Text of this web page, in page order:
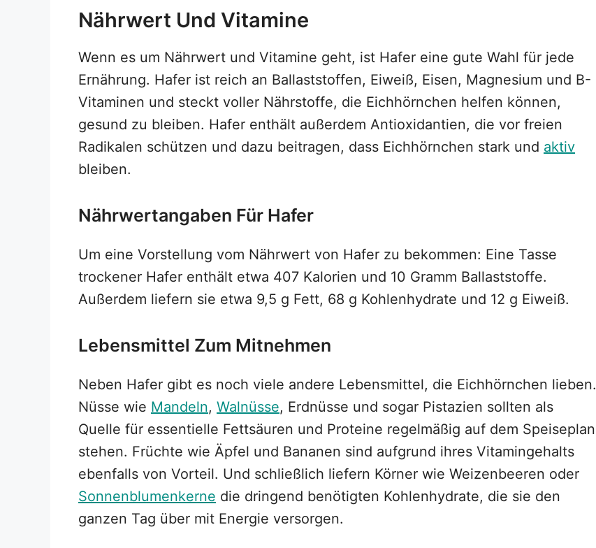
Nährwert Und Vitamine
Wenn es um Nährwert und Vitamine geht, ist Hafer eine gute Wahl für jede
Ernährung. Hafer ist reich an Ballaststoffen, Eiweiß, Eisen, Magnesium und B-
Vitaminen und steckt voller Nährstoffe, die Eichhörnchen helfen können,
gesund zu bleiben. Hafer enthält außerdem Antioxidantien, die vor freien
Radikalen schützen und dazu beitragen, dass Eichhörnchen stark und aktiv
bleiben.
Nährwertangaben Für Hafer
Um eine Vorstellung vom Nährwert von Hafer zu bekommen: Eine Tasse
trockener Hafer enthält etwa 407 Kalorien und 10 Gramm Ballaststoffe.
Außerdem liefern sie etwa 9,5 g Fett, 68 g Kohlenhydrate und 12 g Eiweiß.
Lebensmittel Zum Mitnehmen
Neben Hafer gibt es noch viele andere Lebensmittel, die Eichhörnchen lieben.
Nüsse wie Mandeln, Walnüsse, Erdnüsse und sogar Pistazien sollten als
Quelle für essentielle Fettsäuren und Proteine regelmäßig auf dem Speiseplan
stehen. Früchte wie Äpfel und Bananen sind aufgrund ihres Vitamingehalts
ebenfalls von Vorteil. Und schließlich liefern Körner wie Weizenbeeren oder
Sonnenblumenkerne die dringend benötigten Kohlenhydrate, die sie den
ganzen Tag über mit Energie versorgen.